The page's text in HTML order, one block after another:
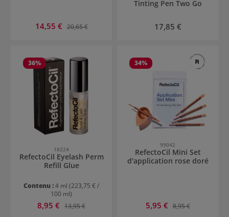
Prix de vente :
14,55 € Prix régulier :
20,65 €
Tinting Pen Two Go
Prix régulier :
17,85 €
36%
18224
RefectoCil Eyelash Perm
Refill Glue
Contenu :4 ml (223,75 € /
100 ml)
Prix de vente :
8,95 € Prix régulier :
13,95 €
34%
99042
RefectoCil Mini Set
d'application rose doré
Prix de vente :
5,95 € Prix régulier :
8,95 €